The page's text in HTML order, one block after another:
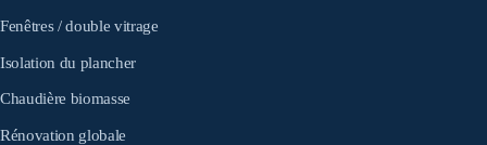
Fenêtres / double vitrage
Isolation du plancher
Chaudière biomasse
Rénovation globale